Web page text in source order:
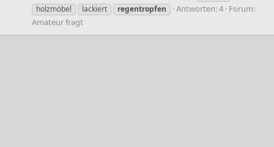
holzmöbel
lackiert regentropfen Antworten: 4 Forum:
Amateur fragt